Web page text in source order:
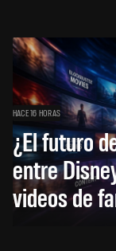
HACE 16 HORAS
¿El futuro
entre
videos de